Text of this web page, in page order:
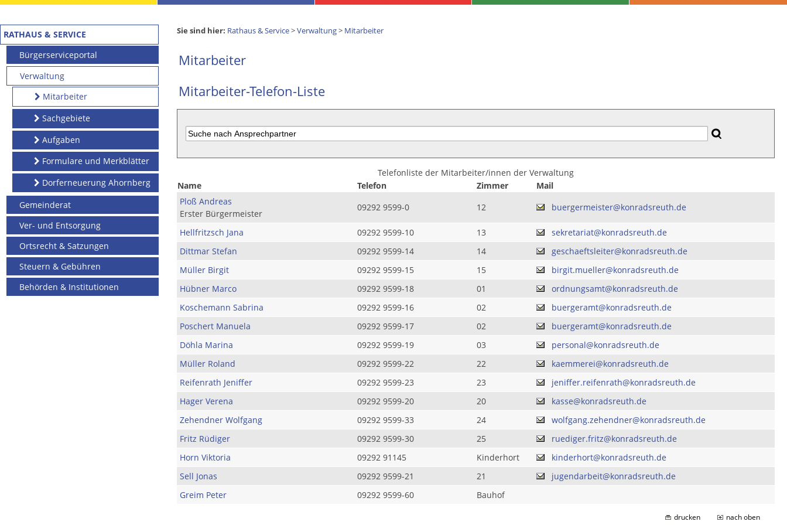
RATHAUS & SERVICE
Bürgerserviceportal
Verwaltung
Mitarbeiter
Sachgebiete
Aufgaben
Formulare und Merkblätter
Dorferneuerung Ahornberg
Gemeinderat
Ver- und Entsorgung
Ortsrecht & Satzungen
Steuern & Gebühren
Behörden & Institutionen
Sie sind hier: Rathaus & Service>Verwaltung> Mitarbeiter
Mitarbeiter
Mitarbeiter-Telefon-Liste
Telefonliste der Mitarbeiter/innen der Verwaltung
Name
Telefon Zimmer
Mail
Ploß Andreas
Erster Bürgermeister
09292 9599-0 12 buergermeister@konradsreuth.de
Hellfritzsch Jana 09292 9599-10 13
sekretariat@konradsreuth.de
Dittmar Stefan
09292 9599-14 14
geschaeftsleiter@konradsreuth.de
Müller Birgit
09292 9599-15 15
birgit.mueller@konradsreuth.de
Hübner Marco
09292 9599-18 01
ordnungsamt@konradsreuth.de
Koschemann Sabrina
09292 9599-16 02
buergeramt@konradsreuth.de
Poschert Manuela
09292 9599-17 02
buergeramt@konradsreuth.de
Döhla Marina
09292 9599-19 03
personal@konradsreuth.de
Müller Roland
09292 9599-22 22
kaemmerei@konradsreuth.de
Reifenrath Jeniffer
09292 9599-23 23
jeniffer.reifenrath@konradsreuth.de
Hager Verena
09292 9599-20 20
kasse@konradsreuth.de
Zehendner Wolfgang
09292 9599-33 24
wolfgang.zehendner@konradsreuth.de
Fritz Rüdiger
09292 9599-30 25
ruediger.fritz@konradsreuth.de
Horn Viktoria
09292 91145 Kinderhort
kinderhort@konradsreuth.de
Sell Jonas
09292 9599-21 21
jugendarbeit@konradsreuth.de
Greim Peter
09292 9599-60 Bauhof
drucken nach oben